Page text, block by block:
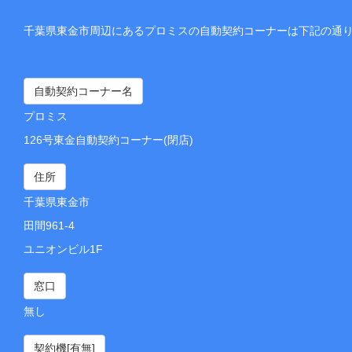
千葉県東金市周辺にあるプロミスの自動契約コーナーは下記の通
自動契約コーナー名
プロミス
126号東金自動契約コーナー(閉店)
住所
千葉県東金市
田間961-4
ユニオンビル1F
窓口
無し
契約機[有無]